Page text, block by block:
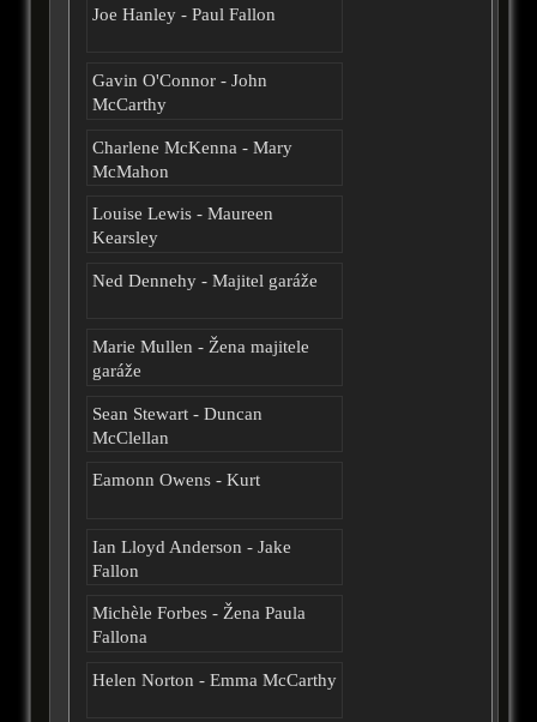
Joe Hanley - Paul Fallon
Gavin O'Connor - John
McCarthy
Charlene McKenna - Mary
McMahon
Louise Lewis - Maureen
Kearsley
Ned Dennehy - Majitel garáže
Marie Mullen - Žena majitele
garáže
Sean Stewart - Duncan
McClellan
Eamonn Owens - Kurt
Ian Lloyd Anderson - Jake
Fallon
Michèle Forbes - Žena Paula
Fallona
Helen Norton - Emma McCarthy